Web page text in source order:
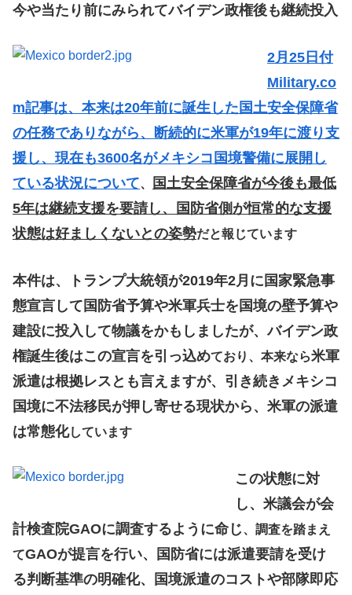
今や当たり前にみられてバイデン政権後も継続投入
2月25日付
Military.co
m記事は、本来は20年前に誕生した国土安全保障省
の任務でありながら、断続的に米軍が19年に渡り支
援し、現在も3600名がメキシコ国境警備に展開し
ている状況について、
国土安全保障省が今後も最低
5年は継続支援を要請し、国防省側が恒常的な支援
状態は好ましくないとの姿勢だと報じています
本件は、トランプ大統領が2019年2月に国家緊急事
態宣言して国防省予算や米軍兵士を国境の壁予算や
建設に投入して物議をかもしましたが、バイデン政
権誕生後はこの宣言を引っ込めており、本来なら米軍
派遣は根拠レスとも言えますが、引き続きメキシコ
国境に不法移民が押し寄せる現状から、米軍の派遣
は常態化しています
この状態に対
し、米議会が会
計検査院GAOに調査するように命じ、調査を踏まえ
てGAOが提言を行い、国防省には派遣要請を受け
る判断基準の明確化、国境派遣のコストや部隊即応